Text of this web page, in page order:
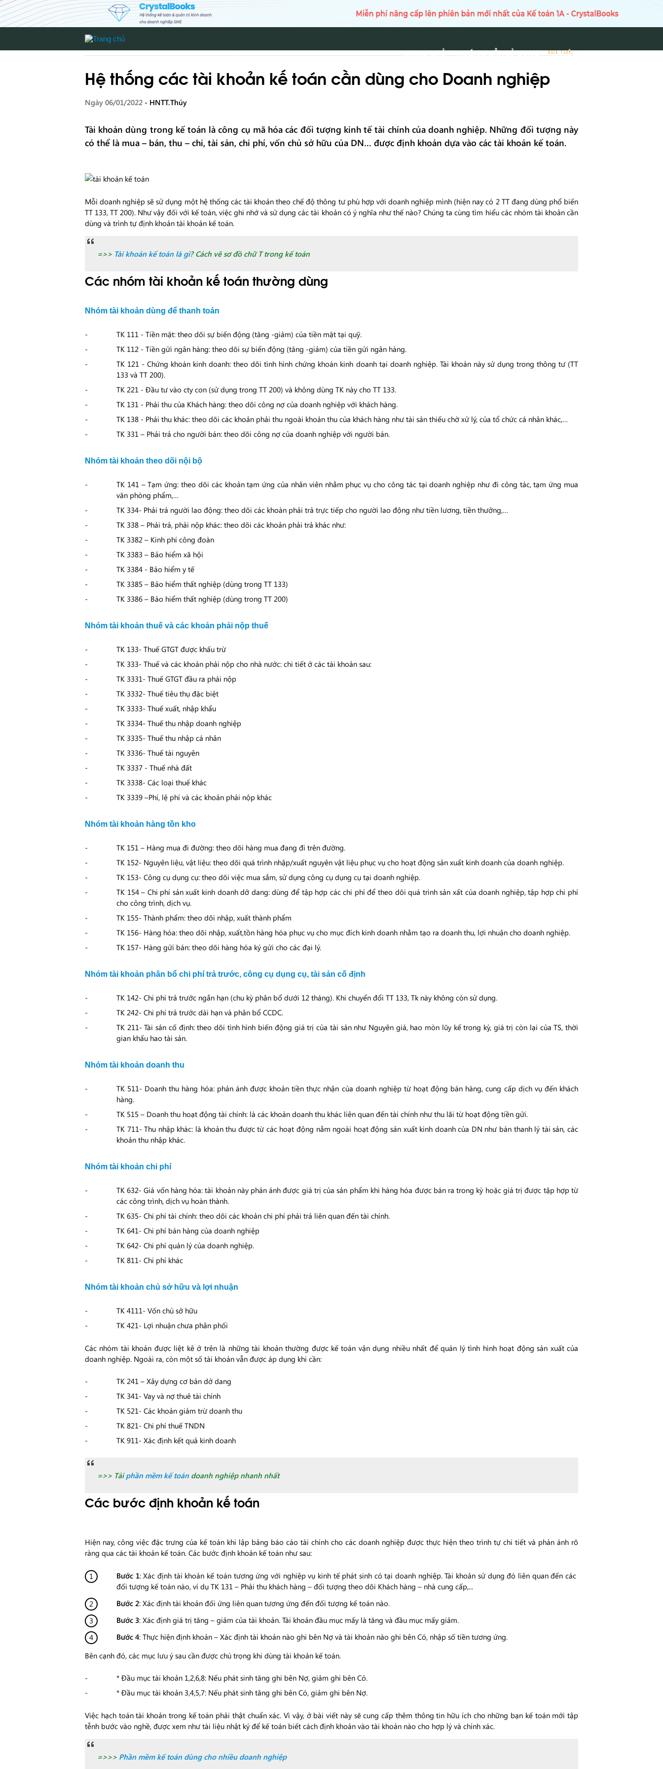
TRANG CHỦ HƯỚNG DẪN SỬ DỤNG TIN TỨC
TIN TỨC
Hệ thống các tài khoản kế toán cần dùng cho Doanh nghiệp
Ngày 06/01/2022 - HNTT.Thúy
Tài khoản dùng trong kế toán là công cụ mã hóa các đối tượng kinh tế tài chính của doanh nghiệp. Những đối tượng này
có thể là mua – bán, thu – chi, tài sản, chi phí, vốn chủ sở hữu của DN… được định khoản dựa vào các tài khoản kế toán.
Mỗi doanh nghiệp sẽ sử dụng một hệ thống các tài khoản theo chế độ thông tư phù hợp với doanh nghiệp mình (hiện nay có 2 TT đang dùng phổ biến
TT 133, TT 200). Như vậy đối với kế toán, việc ghi nhớ và sử dụng các tài khoản có ý nghĩa như thế nào? Chúng ta cùng tìm hiểu các nhóm tài khoản cần
dùng và trình tự định khoản tài khoản kế toán.
=>> Tài khoản kế toán là gì? Cách vẽ sơ đồ chữ T trong kế toán
Các nhóm tài khoản kế toán thường dùng
Nhóm tài khoản dùng để thanh toán
TK 111 - Tiền mặt: theo dõi sự biến động (tăng -giảm) của tiền mặt tại quỹ.
TK 112 - Tiền gửi ngân hàng: theo dõi sự biến động (tăng -giảm) của tiền gửi ngân hàng.
TK 121 - Chứng khoán kinh doanh: theo dõi tình hình chứng khoán kinh doanh tại doanh nghiệp. Tài khoản này sử dụng trong thông tư (TT
133 và TT 200).
TK 221 - Đầu tư vào cty con (sử dụng trong TT 200) và không dùng TK này cho TT 133.
TK 131 - Phải thu của Khách hàng: theo dõi công nợ của doanh nghiệp với khách hàng.
TK 138 - Phải thu khác: theo dõi các khoản phải thu ngoài khoản thu của khách hàng như tài sản thiếu chờ xử lý, của tổ chức cá nhân khác,…
TK 331 – Phải trả cho người bán: theo dõi công nợ của doanh nghiệp với người bán.
Nhóm tài khoản theo dõi nội bộ
TK 141 – Tạm ứng: theo dõi các khoản tạm ứng của nhân viên nhằm phục vụ cho công tác tại doanh nghiệp như đi công tác, tạm ứng mua
văn phòng phẩm,…
TK 334- Phải trả người lao động: theo dõi các khoàn phải trả trực tiếp cho người lao động như tiền lương, tiền thưởng,…
TK 338 – Phải trả, phải nộp khác: theo dõi các khoản phải trả khác như:
TK 3382 – Kinh phí công đoàn
TK 3383 – Bảo hiểm xã hội
TK 3384 - Bảo hiểm y tế
TK 3385 – Bảo hiểm thất nghiệp (dùng trong TT 133)
TK 3386 – Bảo hiểm thất nghiệp (dùng trong TT 200)
Nhóm tài khoản thuế và các khoản phải nộp thuế
TK 133- Thuế GTGT được khấu trừ
TK 333- Thuế và các khoản phải nộp cho nhà nước: chi tiết ở các tài khoản sau:
TK 3331- Thuế GTGT đầu ra phải nộp
TK 3332- Thuế tiêu thụ đặc biệt
TK 3333- Thuế xuất, nhập khẩu
TK 3334- Thuế thu nhập doanh nghiệp
TK 3335- Thuế thu nhập cá nhân
TK 3336- Thuế tài nguyên
TK 3337 - Thuế nhà đất
TK 3338- Các loại thuế khác
TK 3339 –Phí, lệ phí và các khoản phải nộp khác
Nhóm tài khoản hàng tồn kho
TK 151 – Hàng mua đi đường: theo dõi hàng mua đang đi trên đường.
TK 152- Nguyên liệu, vật liệu: theo dõi quá trình nhập/xuất nguyên vật liệu phục vụ cho hoạt động sản xuất kinh doanh của doanh nghiệp.
TK 153- Công cụ dụng cụ: theo dõi việc mua sắm, sử dụng công cụ dụng cụ tại doanh nghiệp.
TK 154 – Chi phí sản xuất kinh doanh dở dang: dùng để tập hợp các chi phí để theo dõi quá trình sản xất của doanh nghiệp, tập hợp chi phí
cho công trình, dịch vụ.
TK 155- Thành phẩm: theo dõi nhập, xuất thành phẩm
TK 156- Hàng hóa: theo dõi nhập, xuất,tồn hàng hóa phục vụ cho mục đích kinh doanh nhằm tạo ra doanh thu, lợi nhuận cho doanh nghiệp.
TK 157- Hàng gửi bán: theo dõi hàng hóa ký gửi cho các đại lý.
Nhóm tài khoản phân bổ chi phí trả trước, công cụ dụng cụ, tài sản cố định
TK 142- Chi phí trả trước ngắn hạn (chu kỳ phân bổ dưới 12 tháng). Khi chuyển đổi TT 133, Tk này không còn sử dụng.
TK 242- Chi phí trả trước dài hạn và phân bổ CCDC.
TK 211- Tài sản cố định: theo dõi tình hình biến động giá trị của tài sản như Nguyên giá, hao mòn lũy kế trong kỳ, giá trị còn lại của TS, thời
gian khấu hao tài sản.
Nhóm tài khoản doanh thu
TK 511- Doanh thu hàng hóa: phản ánh được khoản tiền thực nhận của doanh nghiệp từ hoạt động bán hàng, cung cấp dịch vụ đến khách
hàng.
TK 515 – Doanh thu hoạt động tài chính: là các khoản doanh thu khác liên quan đến tài chính như thu lãi từ hoạt động tiền gửi.
TK 711- Thu nhập khác: là khoản thu được từ các hoạt động nằm ngoài hoạt động sản xuất kinh doanh của DN như bán thanh lý tài sản, các
khoản thu nhập khác.
Nhóm tài khoản chi phí
TK 632- Giá vốn hàng hóa: tài khoản này phản ánh được giá trị của sản phẩm khi hàng hóa được bán ra trong kỳ hoặc giá trị được tập hợp từ
các công trình, dịch vụ hoàn thành.
TK 635- Chi phí tài chính: theo dõi các khoản chi phí phải trả liên quan đến tài chính.
TK 641- Chi phí bán hàng của doanh nghiệp
TK 642- Chi phí quản lý của doanh nghiệp.
TK 811- Chi phí khác
Nhóm tài khoản chủ sở hữu và lợi nhuận
TK 4111- Vốn chủ sở hữu
TK 421- Lợi nhuận chưa phân phối
Các nhóm tài khoản được liệt kê ở trên là những tài khoản thường được kế toán vận dụng nhiều nhất để quản lý tình hình hoạt động sản xuất của
doanh nghiệp. Ngoài ra, còn một số tài khoản vẫn được áp dụng khi cần:
TK 241 – Xây dựng cơ bản dở dang
TK 341- Vay và nợ thuê tài chính
TK 521- Các khoản giảm trừ doanh thu
TK 821- Chi phí thuế TNDN
TK 911- Xác định kết quả kinh doanh
=>> Tảiphần mềm kế toán doanh nghiệp nhanh nhất
Các bước định khoản kế toán
Hiện nay, công việc đặc trưng của kế toán khi lập bảng báo cáo tài chính cho các doanh nghiệp được thực hiện theo trình tự chi tiết và phản ánh rõ
ràng qua các tài khoản kế toán. Các bước định khoản kế toán như sau:
Bước 1: Xác định tài khoản kế toán tương ứng với nghiệp vụ kinh tế phát sinh có tại doanh nghiệp. Tài khoản sử dụng đó liên quan đến các
đối tượng kế toán nào, ví dụ TK 131 – Phải thu khách hàng – đối tượng theo dõi Khách hàng – nhà cung cấp,...
Bước 2: Xác định tài khoản đối ứng liên quan tương ứng đến đối tượng kế toán nào.
Bước 3: Xác định giá trị tăng – giảm của tài khoản. Tài khoản đầu mục mấy là tăng và đầu mục mấy giảm.
Bước 4: Thực hiện định khoản – Xác định tài khoản nào ghi bên Nợ và tài khoản nào ghi bên Có, nhập số tiền tương ứng.
Bên cạnh đó, các mục lưu ý sau cần được chú trọng khi dùng tài khoản kế toán.
* Đầu mục tài khoản 1,2,6,8: Nếu phát sinh tăng ghi bên Nợ, giảm ghi bên Có.
* Đầu mục tài khoản 3,4,5,7: Nếu phát sinh tăng ghi bên Có, giảm ghi bên Nợ.
Việc hạch toán tài khoản trong kế toán phải thật chuẩn xác. Vì vậy, ở bài viết này sẽ cung cấp thêm thông tin hữu ích cho những bạn kế toán mới tập
tễnh bước vào nghề, được xem như tài liệu nhật ký để kế toán biết cách định khoản vào tài khoản nào cho hợp lý và chính xác.
=>>> Phần mềm kế toán dùng cho nhiều doanh nghiệp